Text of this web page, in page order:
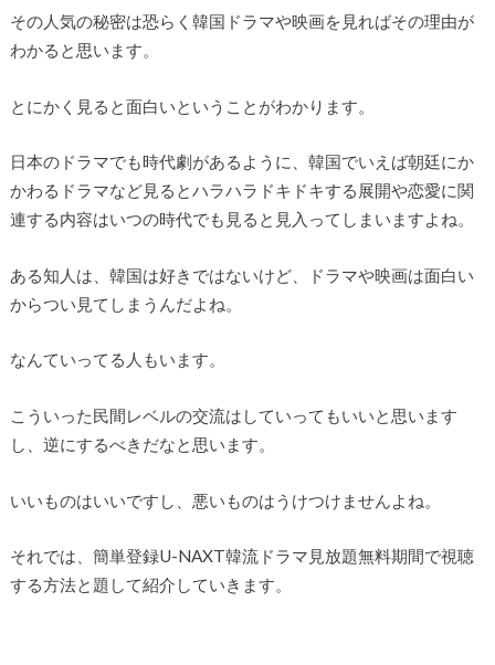
その人気の秘密は恐らく韓国ドラマや映画を見ればその理由が
わかると思います。
とにかく見ると面白いということがわかります。
日本のドラマでも時代劇があるように、韓国でいえば朝廷にか
かわるドラマなど見るとハラハラドキドキする展開や恋愛に関
連する内容はいつの時代でも見ると見入ってしまいますよね。
ある知人は、韓国は好きではないけど、ドラマや映画は面白い
からつい見てしまうんだよね。
なんていってる人もいます。
こういった民間レベルの交流はしていってもいいと思います
し、逆にするべきだなと思います。
いいものはいいですし、悪いものはうけつけませんよね。
それでは、簡単登録U-NAXT韓流ドラマ見放題無料期間で視聴
する方法と題して紹介していきます。